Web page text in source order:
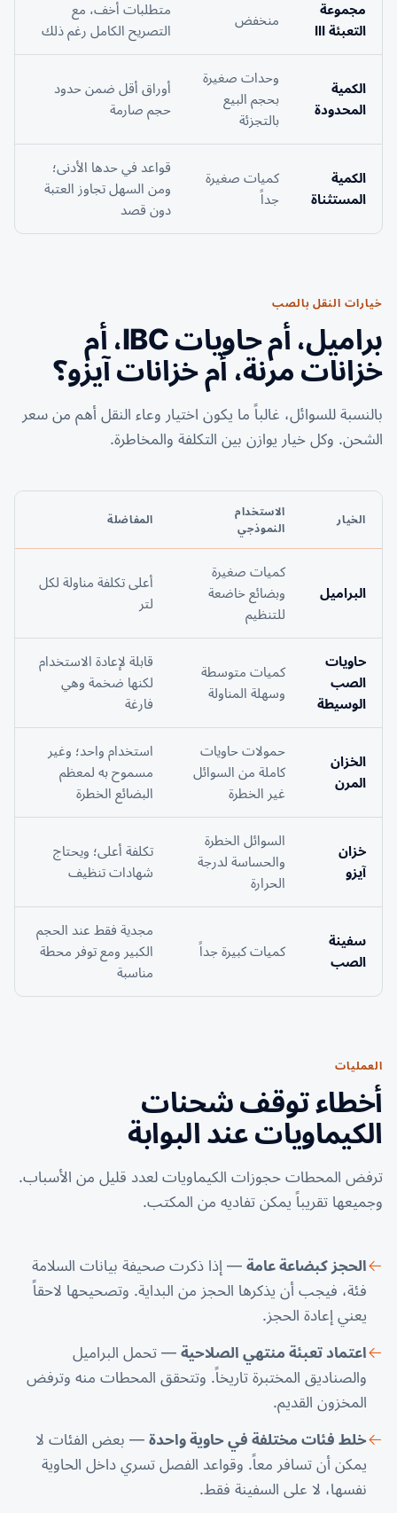
مجموعة
التعبئة III
منخفض
متطلبات أخف، مع
التصريح الكامل رغم ذلك
الكمية
المحدودة
وحدات صغيرة
بحجم البيع
بالتجزئة
أوراق أقل ضمن حدود
حجم صارمة
الكمية
المستثناة
كميات صغيرة
جداً
قواعد في حدها الأدنى؛
ومن السهل تجاوز العتبة
دون قصد
خيارات النقل بالصب
براميل، أم حاويات IBC، أم
خزانات مرنة، أم خزانات آيزو؟
بالنسبة للسوائل، غالباً ما يكون اختيار وعاء النقل أهم من سعر
الشحن. وكل خيار يوازن بين التكلفة والمخاطرة.
الخيار
الاستخدام
النموذجي
المفاضلة
البراميل
كميات صغيرة
وبضائع خاضعة
للتنظيم
أعلى تكلفة مناولة لكل
لتر
حاويات
الصب
الوسيطة
كميات متوسطة
وسهلة المناولة
قابلة لإعادة الاستخدام
لكنها ضخمة وهي
فارغة
الخزان
المرن
حمولات حاويات
كاملة من السوائل
غير الخطرة
استخدام واحد؛ وغير
مسموح به لمعظم
البضائع الخطرة
خزان
آيزو
السوائل الخطرة
والحساسة لدرجة
الحرارة
تكلفة أعلى؛ ويحتاج
شهادات تنظيف
سفينة
الصب
كميات كبيرة جداً
مجدية فقط عند الحجم
الكبير ومع توفر محطة
مناسبة
العمليات
أخطاء توقف شحنات
الكيماويات عند البوابة
ترفض المحطات حجوزات الكيماويات لعدد قليل من الأسباب.
وجميعها تقريباً يمكن تفاديه من المكتب.
الحجز كبضاعة عامة — إذا ذكرت صحيفة بيانات السلامة
فئة، فيجب أن يذكرها الحجز من البداية. وتصحيحها لاحقاً
يعني إعادة الحجز.
اعتماد تعبئة منتهي الصلاحية — تحمل البراميل
والصناديق المختبرة تاريخاً. وتتحقق المحطات منه وترفض
المخزون القديم.
خلط فئات مختلفة في حاوية واحدة — بعض الفئات لا
يمكن أن تسافر معاً. وقواعد الفصل تسري داخل الحاوية
نفسها، لا على السفينة فقط.